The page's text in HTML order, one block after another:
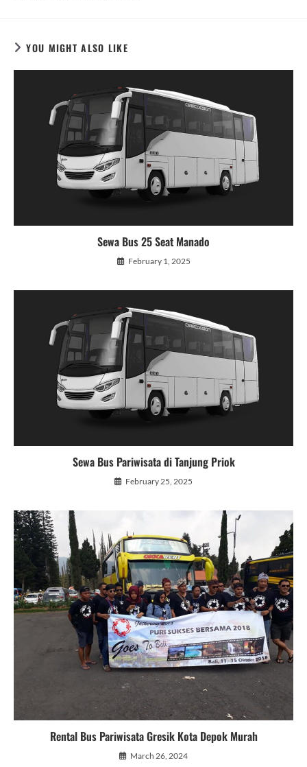
YOU MIGHT ALSO LIKE
Sewa Bus 25 Seat Manado
February 1, 2025
Sewa Bus Pariwisata di Tanjung Priok
February 25, 2025
Rental Bus Pariwisata Gresik Kota Depok Murah
March 26, 2024